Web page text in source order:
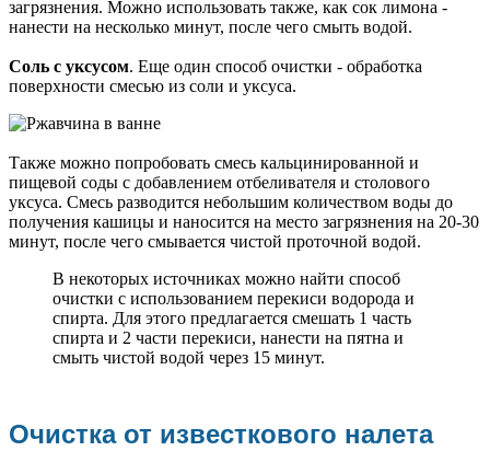
загрязнения. Можно использовать также, как сок лимона -
нанести на несколько минут, после чего смыть водой.
Соль с уксусом. Еще один способ очистки - обработка
поверхности смесью из соли и уксуса.
Также можно попробовать смесь кальцинированной и
пищевой соды с добавлением отбеливателя и столового
уксуса. Смесь разводится небольшим количеством воды до
получения кашицы и наносится на место загрязнения на 20-30
минут, после чего смывается чистой проточной водой.
В некоторых источниках можно найти способ
очистки с использованием перекиси водорода и
спирта. Для этого предлагается смешать 1 часть
спирта и 2 части перекиси, нанести на пятна и
смыть чистой водой через 15 минут.
Очистка от известкового налета